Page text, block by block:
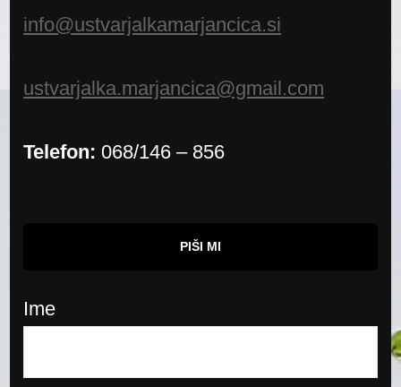
info@ustvarjalkamarjancica.si
ustvarjalka.marjancica@gmail.com
Telefon:068/146 – 856
PIŠI MI
Ime